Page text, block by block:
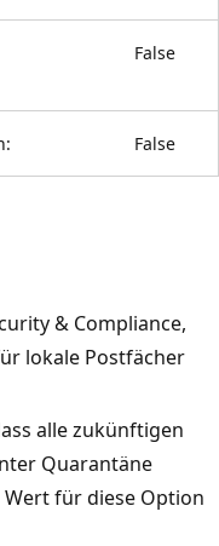
False
False
& Compliance,
lokale Postfächer
alle zukünftigen
Quarantäne
für diese Option